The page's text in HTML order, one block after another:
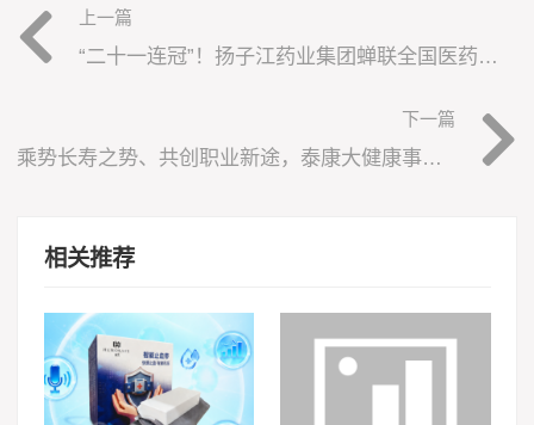
上一篇
“二十一连冠”！扬子江药业集团蝉联全国医药行业 QC小组成果发表一等奖总数冠军
下一篇
乘势长寿之势、共创职业新途，泰康大健康事业合伙人招募开启
相关推荐